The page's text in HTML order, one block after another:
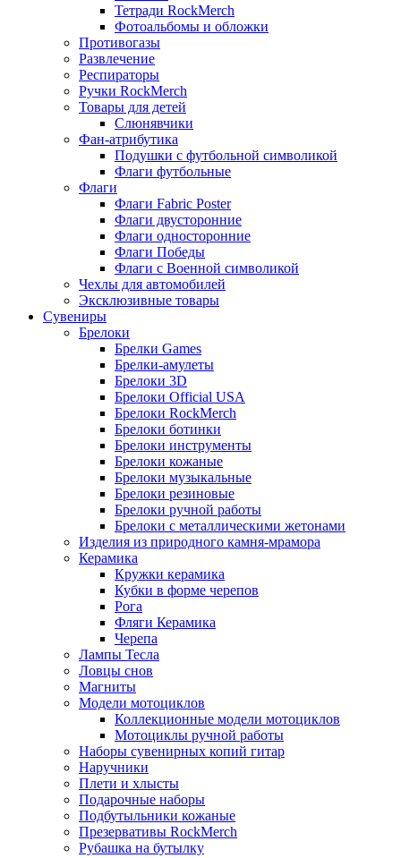
Тетради RockMerch
Фотоальбомы и обложки
Противогазы
Развлечение
Респираторы
Ручки RockMerch
Товары для детей
Слюнявчики
Фан-атрибутика
Подушки с футбольной символикой
Флаги футбольные
Флаги
Флаги Fabric Poster
Флаги двусторонние
Флаги односторонние
Флаги Победы
Флаги с Военной символикой
Чехлы для автомобилей
Эксклюзивные товары
Сувениры
Брелоки
Брелки Games
Брелки-амулеты
Брелоки 3D
Брелоки Official USA
Брелоки RockMerch
Брелоки ботинки
Брелоки инструменты
Брелоки кожаные
Брелоки музыкальные
Брелоки резиновые
Брелоки ручной работы
Брелоки с металлическими жетонами
Изделия из природного камня-мрамора
Керамика
Кружки керамика
Кубки в форме черепов
Рога
Фляги Керамика
Черепа
Лампы Тесла
Ловцы снов
Магниты
Модели мотоциклов
Коллекционные модели мотоциклов
Мотоциклы ручной работы
Наборы сувенирных копий гитар
Наручники
Плети и хлысты
Подарочные наборы
Подбутыльники кожаные
Презервативы RockMerch
Рубашка на бутылку